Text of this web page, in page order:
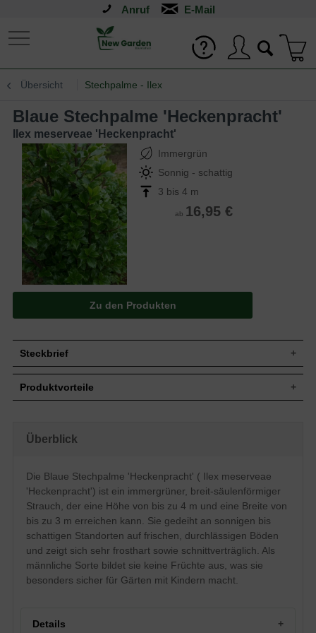
Anruf
Übersicht Stechpalme - Ilex
Blaue Stechpalme 'Heckenpracht'
Ilex meserveae 'Heckenpracht'
Immergrün
Sonnig - schattig
3 bis 4 m
ab 16,95 €
Zu den Produkten
Steckbrief
Zuwachs
Wuchsform
Blatt
im Austrieb bronzefarben, dann frischgrün
glänzend, bis zu 5 cm lang
Frucht
Keine
Blüte
Weiß, im Mai und Juni
Boden
Insgesamt relativ anspruchslos, bevorzugt
jedoch frische bis feuchte, nährstoffreiche
und durchlässige Böden
Standort
Sonnig bis schattig
Die Ilex meserveae 'Heckenpracht' wächst
Produktvorteile
robust
trockenheitsresistent
sehr frosthart und windfest
verträgt keine Staunässe
langsamwüchsig
Überblick
Die Blaue Stechpalme 'Heckenpracht' ( Ilex meserveae
'Heckenpracht') ist ein immergrüner, breit-säulenförmiger
Strauch, der eine Höhe von bis zu 4 m und eine Breite von
bis zu 3 m erreichen kann. Sie gedeiht an sonnigen bis
schattigen Standorten auf frischen, durchlässigen Böden
und zeigt sich sehr frosthart sowie schnittverträglich. Als
männliche Sorte bildet sie keine Früchte aus, was sie
besonders sicher für Gärten mit Kindern macht.
Details